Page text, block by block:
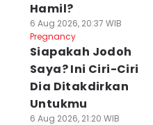
Hamil?
6 Aug 2026, 20:37 WIB
Pregnancy
Siapakah Jodoh
Saya? Ini Ciri-Ciri
Dia Ditakdirkan
Untukmu
6 Aug 2026, 21:20 WIB